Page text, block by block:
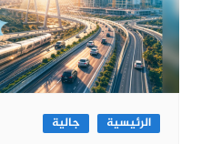
الرئيسية جالية